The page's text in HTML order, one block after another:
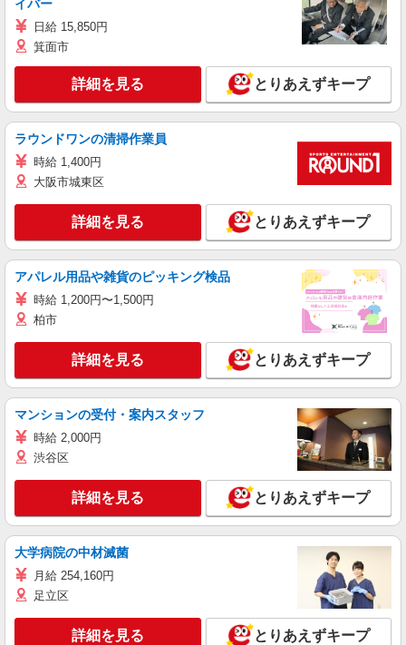
イバー
日給 15,850円
箕面市
詳細を見る とりあえずキープ
ラウンドワンの清掃作業員
時給 1,400円
大阪市城東区
詳細を見る とりあえずキープ
アパレル用品や雑貨のピッキング検品
時給 1,200円〜1,500円
柏市
詳細を見る とりあえずキープ
マンションの受付・案内スタッフ
時給 2,000円
渋谷区
詳細を見る とりあえずキープ
大学病院の中材滅菌
月給 254,160円
足立区
詳細を見る とりあえずキープ